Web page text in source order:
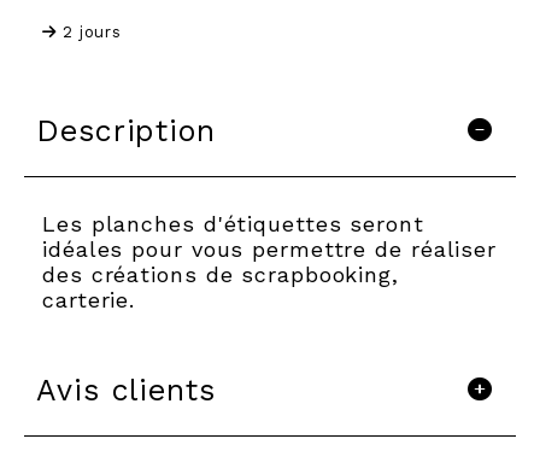
2 jours
Description
Les planches d'étiquettes seront
idéales pour vous permettre de réaliser
des créations de scrapbooking,
carterie.
Avis clients